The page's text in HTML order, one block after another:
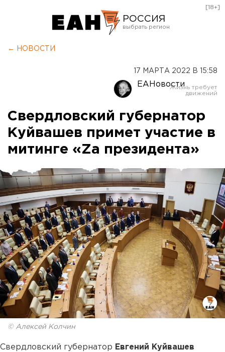
РОССИЯ
Оренбург
[18+]
← НОВОСТИ
17 МАРТА 2022 В 15:58
ЕАНовости
Свердловский губернатор
Куйвашев примет участие в
митинге «Za президента»
© Алексей Колчин
Свердловский губернатор Евгений Куйвашев